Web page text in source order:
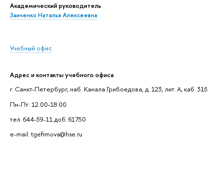
Академический руководитель
Заиченко Наталья Алексеевна
Учебный офис
Адрес и контакты учебного офиса
г. Санкт-Петербург, наб. Канала Грибоедова, д. 123, лит. А, каб. 315
Пн-Пт: 12:00-18:00
тел. 644-59-11 доб. 61750
e-mail: tgefimova@hse.ru